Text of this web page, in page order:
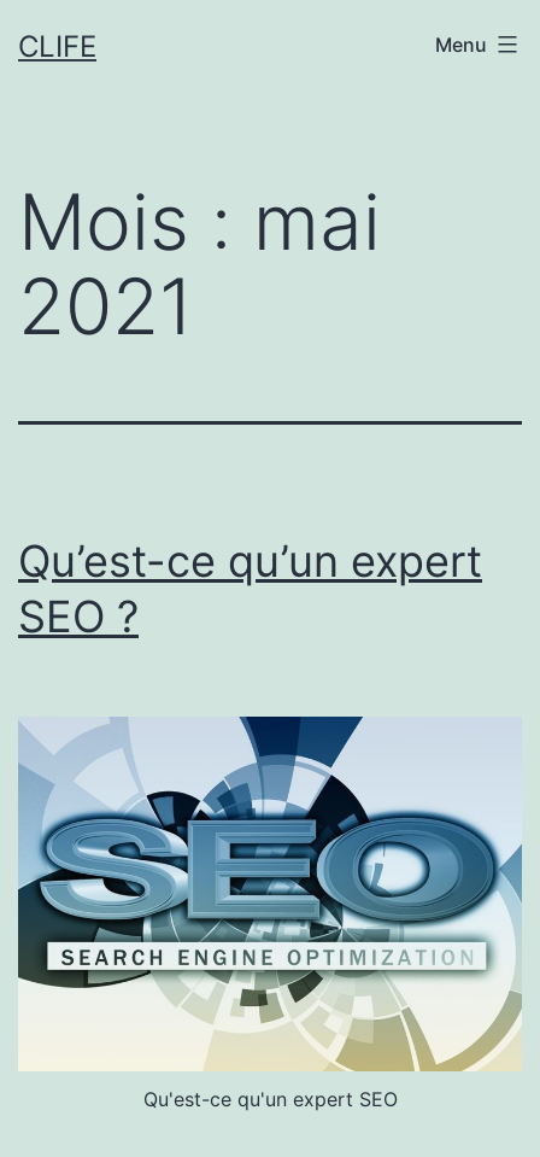
auCLIFE Menu
Mois : mai
2021
Qu’est-ce qu’un expert
SEO ?
Qu'est-ce qu'un expert SEO